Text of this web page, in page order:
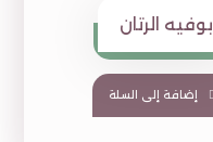
بوفيه الرتان
⃁1,390
إضافة إلى السلة